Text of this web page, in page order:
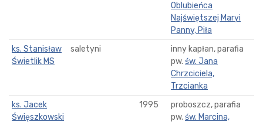
Oblubieńca
Najświętszej Maryi
Panny, Piła
ks. Stanisław
Świetlik MS
saletyni
inny kapłan, parafia
pw. św. Jana
Chrzciciela,
Trzcianka
ks. Jacek
Święszkowski
1995
proboszcz, parafia
pw. św. Marcina,